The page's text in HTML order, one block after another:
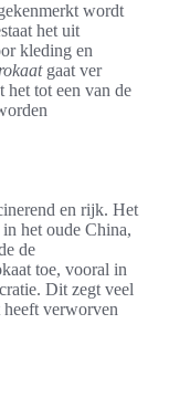
wordt
het uit
kleding en
gaat ver
het tot een van de
en rijk. Het
het oude China,
de
toe, vooral in
Dit zegt veel
heeft verworven